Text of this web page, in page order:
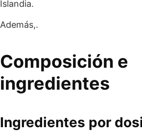
Islandia.
Además,.
Composición e
ingredientes
Ingredientes por